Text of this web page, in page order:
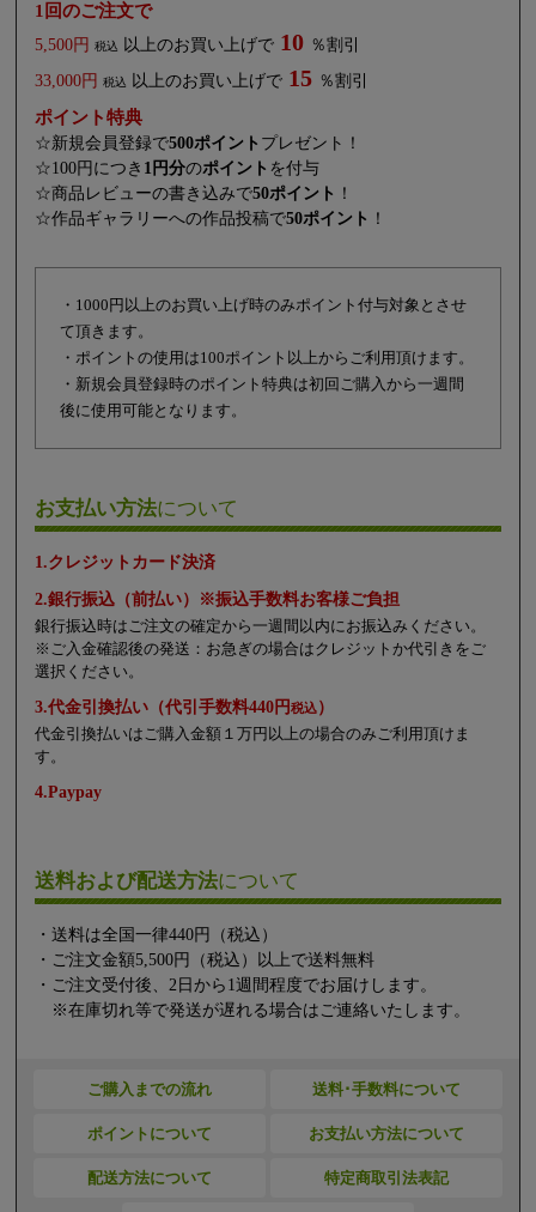
1回のご注文で
5,500円 税込 以上のお買い上げで 10 ％割引
33,000円
税込 以上のお買い上げで 15 ％割引
ポイント特典
☆新規会員登録で500ポイント プレゼント！
☆100円につき 1円分のポイント を付与
☆商品レビューの書き込みで50ポイント ！
☆作品ギャラリーへの作品投稿で50ポイント ！
・1000円以上のお買い上げ時のみポイント付与対象とさせ
て頂きます。
・ポイントの使用は100ポイント以上からご利用頂けます。
・新規会員登録時のポイント特典は初回ご購入から一週間
後に使用可能となります。
お支払い方法について
1.クレジットカード決済
2.銀行振込（前払い）※振込手数料お客様ご負担
銀行振込時はご注文の確定から一週間以内にお振込みください。
※ご入金確認後の発送：お急ぎの場合はクレジットか代引きをご
選択ください。
3.代金引換払い（代引手数料440円税込）
代金引換払いはご購入金額１万円以上の場合のみご利用頂けま
す。
4.Paypay
送料および配送方法について
・送料は全国一律440円（税込）
・ご注文金額5,500円（税込）以上で送料無料
・ご注文受付後、2日から1週間程度でお届けします。
※在庫切れ等で発送が遅れる場合はご連絡いたします。
ご購入までの流れ 送料･手数料について
ポイントについて お支払い方法について
配送方法について 特定商取引法表記